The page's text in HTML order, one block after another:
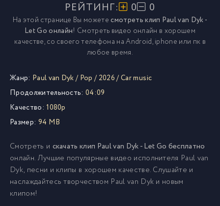
РЕЙТИНГ: 0 0
На этой странице Вы можетесмотреть клип Paul van Dyk -
Let Go онлайн! Смотреть видео онлайн в хорошем
качестве, со своего телефона на Android, iphone или пк в
любое время.
Жанр: Paul van Dyk/ Pop / 2026/Car music
Продолжительность: 04:09
Качество: 1080p
Размер: 94 MB
Смотреть и скачать клип Paul van Dyk - Let Go бесплатно
онлайн. Лучшие популярные видео исполнителя Paul van
Dyk, песни и клипы в хорошем качестве. Слушайте и
наслаждайтесь творчеством Paul van Dyk и новым
клипом!